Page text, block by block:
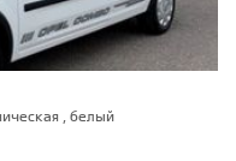
, белый